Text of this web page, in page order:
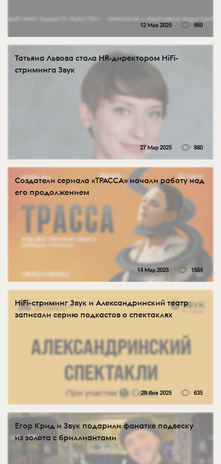
12 Мая 2025 950
Татьяна Львова стала HR-директором HiFi-
стриминга Звук
27 Мар 2025 980
Создатели сериала «ТРАССА» начали работу над
его продолжением
14 Мар 2025 1554
HiFi-стриминг Звук и Александринский театр
записали серию подкастов о спектаклях
29 Янв 2025 635
Егор Крид и Звук подарили фанатке подвеску
из золота с бриллиантами